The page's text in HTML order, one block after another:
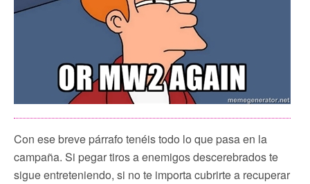
Con ese breve párrafo tenéis todo lo que pasa en la
campaña. Si pegar tiros a enemigos descerebrados te
sigue entreteniendo, si no te importa cubrirte a recuperar